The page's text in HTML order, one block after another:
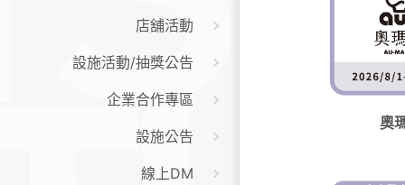
店舖活動
設施活動/抽獎公告
企業合作專區
設施公告
線上DM
奧